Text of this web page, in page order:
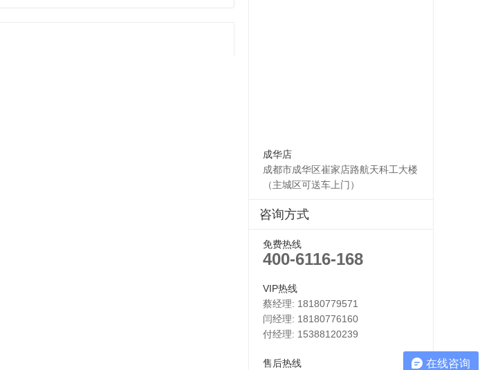
成华店
成都市成华区崔家店路航天科工大楼
（主城区可送车上门）
咨询方式
免费热线
400-6116-168
VIP热线
蔡经理: 18180779571
闫经理: 18180776160
付经理: 15388120239
售后热线
在线咨询